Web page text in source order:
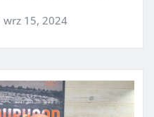
wrz 15, 2024